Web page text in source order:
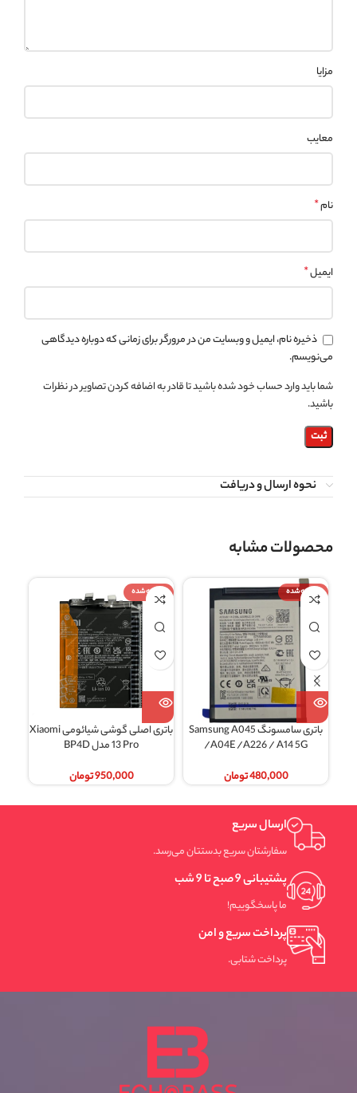
مزایا
معایب
نام*
ایمیل*
ذخیره نام، ایمیل و وبسایت من در مرورگر برای زمانی که دوباره دیدگاهی
می‌نویسم.
شما باید وارد حساب خود شده باشید تا قادر به اضافه کردن تصاویر در نظرات
باشید.
نحوه ارسال و دریافت
محصولات مشابه
فروخته شده
باتری سامسونگ Samsung A045
/A04E /A226 / A14 5G
480,000تومان
فروخته شده
باتری اصلی گوشی شیائومی Xiaomi
13 Pro مدل BP4D
950,000تومان
ارسال سریع
سفارشتان سریع بدستتان می‌رسد.
پشتیبانی 9 صبح تا 9 شب
ما پاسخگوییم!
پرداخت سریع و امن
پرداخت شتابی.